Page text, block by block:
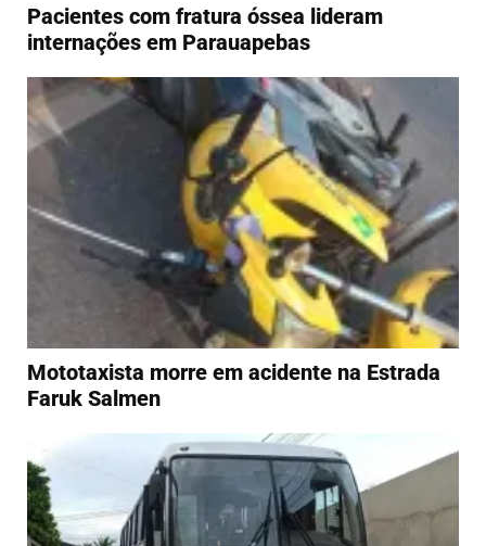
Pacientes com fratura óssea lideram
internações em Parauapebas
Mototaxista morre em acidente na Estrada
Faruk Salmen